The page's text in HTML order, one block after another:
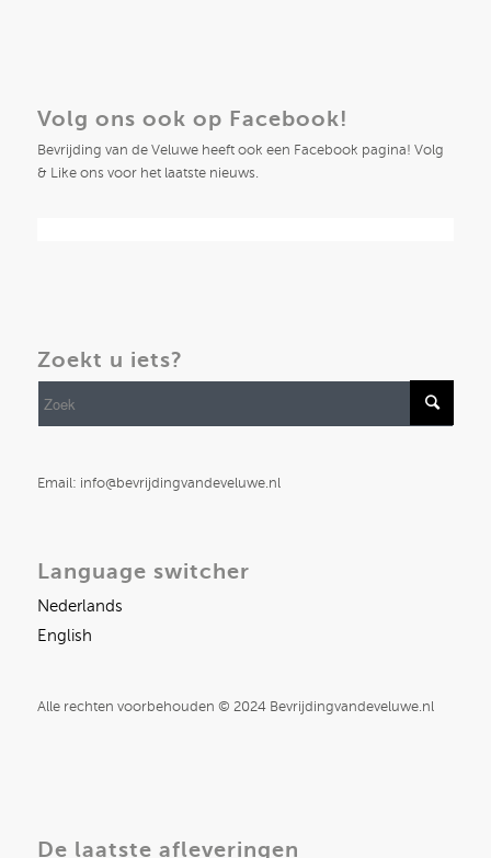
Volg ons ook op Facebook!
Bevrijding van de Veluwe heeft ook een Facebook pagina! Volg
& Like ons voor het laatste nieuws.
Zoekt u iets?
Email: info@bevrijdingvandeveluwe.nl
Language switcher
Nederlands
English
Alle rechten voorbehouden © 2024 Bevrijdingvandeveluwe.nl
De laatste afleveringen